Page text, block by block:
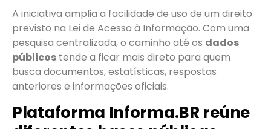
A iniciativa amplia a facilidade de uso de um direito
previsto na Lei de Acesso à Informação. Com uma
pesquisa centralizada, o caminho até os dados
públicos tende a ficar mais direto para quem
busca documentos, estatísticas, respostas
anteriores e informações oficiais.
Plataforma Informa.BR reúne